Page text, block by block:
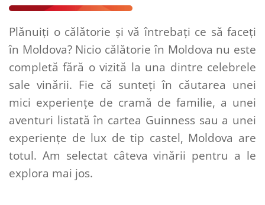
Plănuiți o călătorie și vă întrebați ce să faceți
în Moldova? Nicio călătorie în Moldova nu este
completă fără o vizită la una dintre celebrele
sale vinării. Fie că sunteți în căutarea unei
mici experiențe de cramă de familie, a unei
aventuri listată în cartea Guinness sau a unei
experiențe de lux de tip castel, Moldova are
totul. Am selectat câteva vinării pentru a le
explora mai jos.